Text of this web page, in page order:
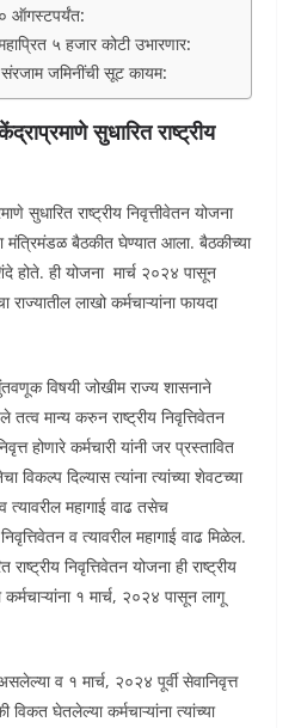
ऑगस्टपर्यंत:
५ हजार कोटी उभारणार:
जमिनींची सूट कायम:
सुधारित राष्ट्रीय
सुधारित राष्ट्रीय निवृत्तीवेतन योजना
मंत्रिमंडळ बैठकीत घेण्यात आला. बैठकीच्या
होते. ही योजना मार्च २०२४ पासून
लाखो कर्मचाऱ्यांना फायदा
विषयी जोखीम राज्य शासनाने
तत्व मान्य करुन राष्ट्रीय निवृत्तिवेतन
होणारे कर्मचारी यांनी जर प्रस्तावित
विकल्प दिल्यास त्यांना त्यांच्या शेवटच्या
त्यावरील महागाई वाढ तसेच
व त्यावरील महागाई वाढ मिळेल.
निवृत्तिवेतन योजना ही राष्ट्रीय
१ मार्च, २०२४ पासून लागू
व १ मार्च, २०२४ पूर्वी सेवानिवृत्त
विकत घेतलेल्या कर्मचाऱ्यांना त्यांच्या